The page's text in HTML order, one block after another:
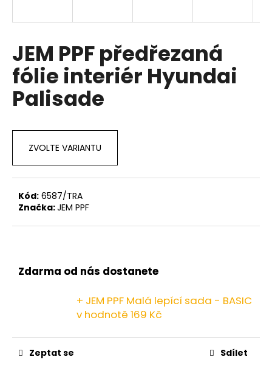
JEM PPF předřezaná
fólie interiér Hyundai
Palisade
ZVOLTE VARIANTU
Kód: 6587/TRA
Značka:JEM PPF
Zdarma od nás dostanete
+ JEM PPF Malá lepící sada - BASIC
v hodnotě 169 Kč
Zeptat se Sdílet
t
?
D
o
č
e